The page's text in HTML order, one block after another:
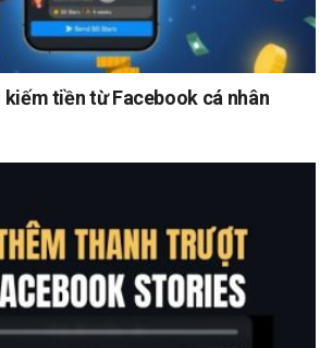
tiền từ Facebook cá nhân